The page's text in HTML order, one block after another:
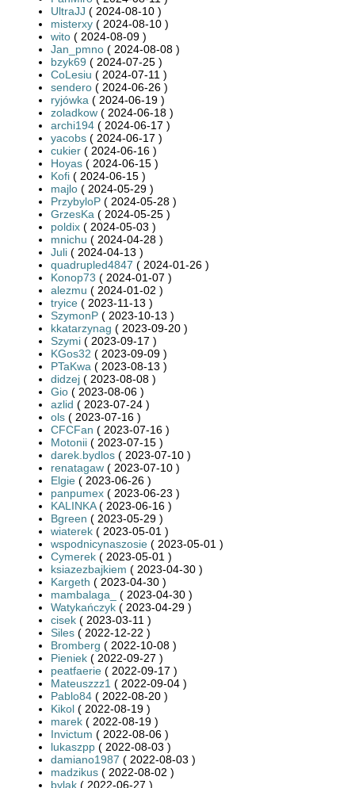
UltraJJ ( 2024-08-10 )
misterxy ( 2024-08-10 )
wito ( 2024-08-09 )
Jan_pmno ( 2024-08-08 )
bzyk69 ( 2024-07-25 )
CoLesiu ( 2024-07-11 )
sendero ( 2024-06-26 )
ryjówka ( 2024-06-19 )
zoladkow ( 2024-06-18 )
archi194 ( 2024-06-17 )
yacobs ( 2024-06-17 )
cukier ( 2024-06-16 )
Hoyas ( 2024-06-15 )
Kofi ( 2024-06-15 )
majlo ( 2024-05-29 )
PrzybyloP ( 2024-05-28 )
GrzesKa ( 2024-05-25 )
poldix ( 2024-05-03 )
mnichu ( 2024-04-28 )
Juli ( 2024-04-13 )
quadrupled4847 ( 2024-01-26 )
Konop73 ( 2024-01-07 )
alezmu ( 2024-01-02 )
tryice ( 2023-11-13 )
SzymonP ( 2023-10-13 )
kkatarzynag ( 2023-09-20 )
Szymi ( 2023-09-17 )
KGos32 ( 2023-09-09 )
PTaKwa ( 2023-08-13 )
didzej ( 2023-08-08 )
Gio ( 2023-08-06 )
azlid ( 2023-07-24 )
ols ( 2023-07-16 )
CFCFan ( 2023-07-16 )
Motonii ( 2023-07-15 )
darek.bydlos ( 2023-07-10 )
renatagaw ( 2023-07-10 )
Elgie ( 2023-06-26 )
panpumex ( 2023-06-23 )
KALINKA( 2023-06-16 )
Bgreen ( 2023-05-29 )
wiaterek ( 2023-05-01 )
wspodnicynaszosie ( 2023-05-01 )
Cymerek ( 2023-05-01 )
ksiazezbajkiem ( 2023-04-30 )
Kargeth ( 2023-04-30 )
mambalaga_
( 2023-04-30 )
Watykańczyk ( 2023-04-29 )
cisek ( 2023-03-11 )
Siles ( 2022-12-22 )
Bromberg ( 2022-10-08 )
Pieniek ( 2022-09-27 )
peatfaerie ( 2022-09-17 )
Mateuszzz1 ( 2022-09-04 )
Pablo84 ( 2022-08-20 )
Kikol ( 2022-08-19 )
marek ( 2022-08-19 )
Invictum ( 2022-08-06 )
lukaszpp ( 2022-08-03 )
damiano1987 ( 2022-08-03 )
madzikus ( 2022-08-02 )
bylak ( 2022-06-27 )